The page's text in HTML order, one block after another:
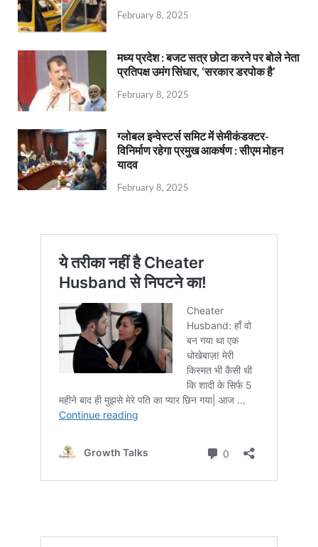
February 8, 2025
मध्य प्रदेश : बजट सत्र छोटा करने पर बोले नेता
प्रतिपक्ष उमंग सिंघार, ‘सरकार डरपोक है’
February 8, 2025
ग्लोबल इन्वेस्टर्स समिट में सेमीकंडक्टर-
विनिर्माण रहेगा प्रमुख आकर्षण : सीएम मोहन
यादव
February 8, 2025